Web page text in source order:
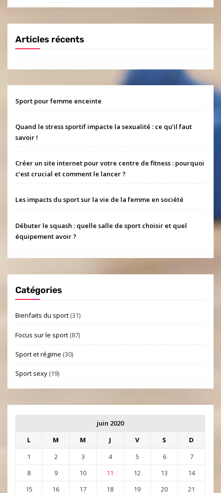
Articles récents
Sport pour femme enceinte
Quand le stress sportif impacte la sexualité : ce qu’il faut
savoir !
Créer un site internet pour votre centre de fitness : pourquoi
c’est crucial et comment le lancer ?
Les impacts du sport sur la vie de la femme en société
Débuter le squash : quelle salle de sport choisir et quel
équipement avoir ?
Catégories
Bienfaits du sport (31)
Focus sur le sport (87)
Sport et régime (30)
Sport sexy (19)
juin 2020
L
M M J V S
D
1
2 3 4 5 6
7
8
9 10 11 12 13
14
15
16 17 18 19 20 21